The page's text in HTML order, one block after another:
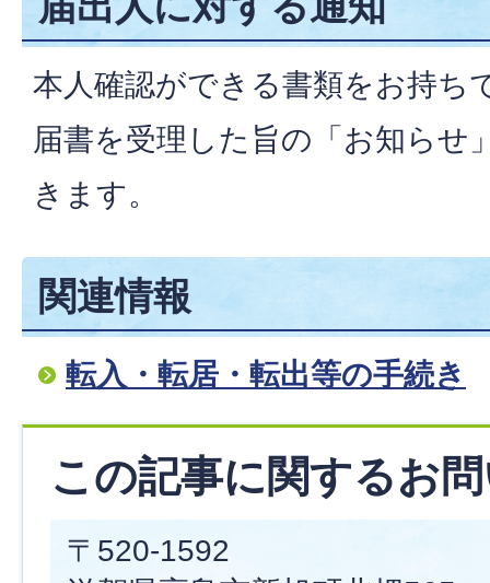
本人確認ができる書類をお持ち
届書を受理した旨の「お知らせ
きます。
関連情報
転入・転居・転出等の手続き
この記事に関するお
〒520-1592